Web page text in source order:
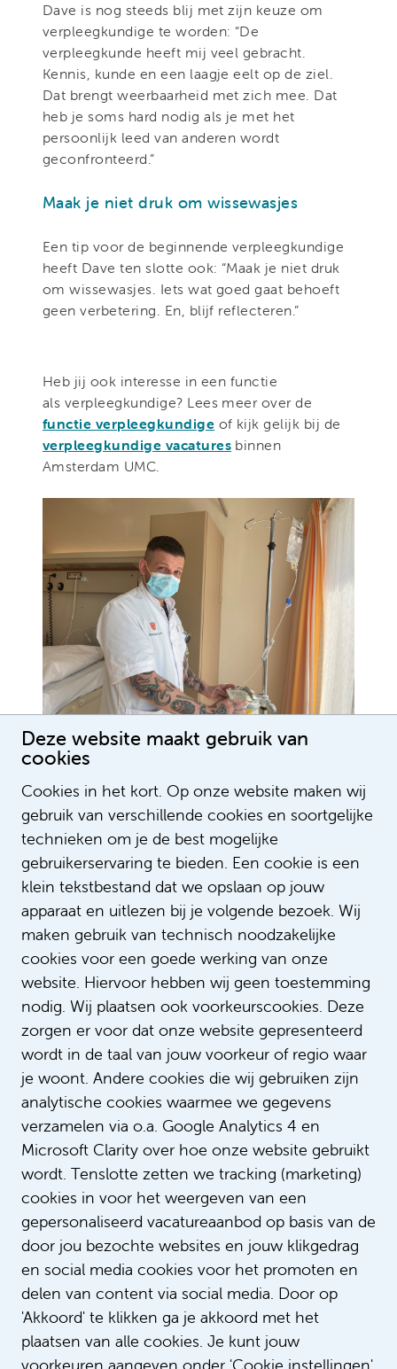
Deze website maakt gebruik van
cookies
Cookies in het kort. Op onze website maken wij
gebruik van verschillende cookies en soortgelijke
technieken om je de best mogelijke
gebruikerservaring te bieden. Een cookie is een
klein tekstbestand dat we opslaan op jouw
apparaat en uitlezen bij je volgende bezoek. Wij
maken gebruik van technisch noodzakelijke
cookies voor een goede werking van onze
website. Hiervoor hebben wij geen toestemming
nodig. Wij plaatsen ook voorkeurscookies. Deze
zorgen er voor dat onze website gepresenteerd
wordt in de taal van jouw voorkeur of regio waar
je woont. Andere cookies die wij gebruiken zijn
analytische cookies waarmee we gegevens
verzamelen via o.a. Google Analytics 4 en
Microsoft Clarity over hoe onze website gebruikt
wordt. Tenslotte zetten we tracking (marketing)
cookies in voor het weergeven van een
gepersonaliseerd vacatureaanbod op basis van de
door jou bezochte websites en jouw klikgedrag
en social media cookies voor het promoten en
delen van content via social media. Door op
'Akkoord' te klikken ga je akkoord met het
plaatsen van alle cookies. Je kunt jouw
Dave is nog steeds blij met zijn keuze om
verpleegkundige te worden: “De
verpleegkunde heeft mij veel gebracht.
Kennis, kunde en een laagje eelt op de ziel.
Dat brengt weerbaarheid met zich mee. Dat
heb je soms hard nodig als je met het
persoonlijk leed van anderen wordt
geconfronteerd.”
Maak je niet druk om wissewasjes
Een tip voor de beginnende verpleegkundige
heeft Dave ten slotte ook: “Maak je niet druk
om wissewasjes. Iets wat goed gaat behoeft
geen verbetering. En, blijf reflecteren.”
Heb jij ook interesse in een functie
als verpleegkundige? Lees meer over de
functie verpleegkundige of kijk gelijk bij de
verpleegkundige vacatures binnen
Amsterdam UMC.
Lees meer verhalen
Wijze rot Lodi Sittrop: ‘Ik heb
inmiddels een beroemde stem’